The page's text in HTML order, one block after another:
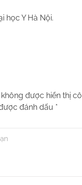
học Y Hà Nội.
được hiển thị
đánh dấu *